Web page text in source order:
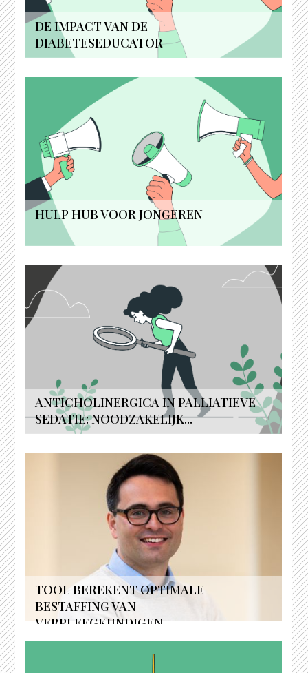
DE IMPACT VAN DE
DIABETESEDUCATOR
HULP HUB VOOR JONGEREN
ANTICHOLINERGICA IN PALLIATIEVE
SEDATIE: NOODZAKELIJK...
TOOL BEREKENT OPTIMALE
BESTAFFING VAN
VERPLEEGKUNDIGEN...